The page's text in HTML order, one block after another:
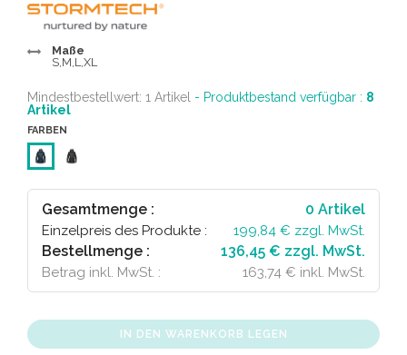
Maße
S,M,L,XL
Mindestbestellwert: 1 Artikel - Produktbestand verfügbar : 8
Artikel
FARBEN
Gesamtmenge : 0 Artikel
Einzelpreis des Produkte : 199,84 € zzgl. MwSt.
Bestellmenge : 136,45 € zzgl. MwSt.
Betrag inkl. MwSt. : 163,74 € inkl. MwSt.
IN DEN WARENKORB LEGEN